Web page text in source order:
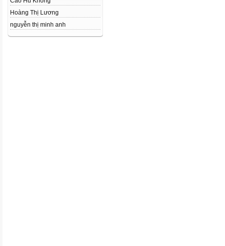
Hoàng Thị Lương
nguyễn thị minh anh